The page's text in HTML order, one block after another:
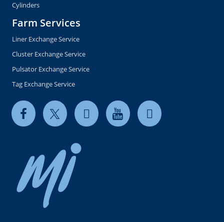
Cylinders
Farm Services
Liner Exchange Service
Cluster Exchange Service
Pulsator Exchange Service
Tag Exchange Service